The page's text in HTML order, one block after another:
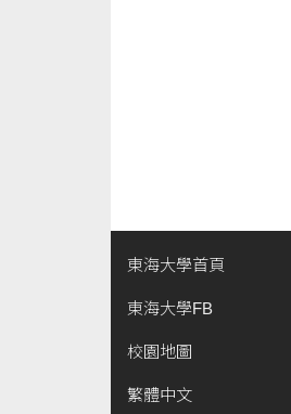
東海大學首頁
東海大學FB
校園地圖
繁體中文